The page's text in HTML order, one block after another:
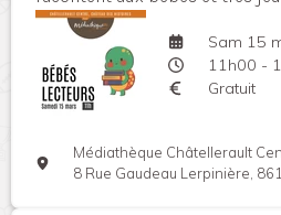
Sam 15
11h00 -
Gratuit
8 Rue Gaudeau Lerpinière,